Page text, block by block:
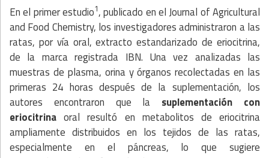
En el primer estudio1, publicado en el Journal of Agricultural
and Food Chemistry, los investigadores administraron a las
ratas, por vía oral, extracto estandarizado de eriocitrina,
de la marca registrada IBN. Una vez analizadas las
muestras de plasma, orina y órganos recolectadas en las
primeras 24 horas después de la suplementación, los
autores encontraron que la suplementación con
eriocitrina oral resultó en metabolitos de eriocitrina
ampliamente distribuidos en los tejidos de las ratas,
especialmente en el páncreas, lo que sugiere